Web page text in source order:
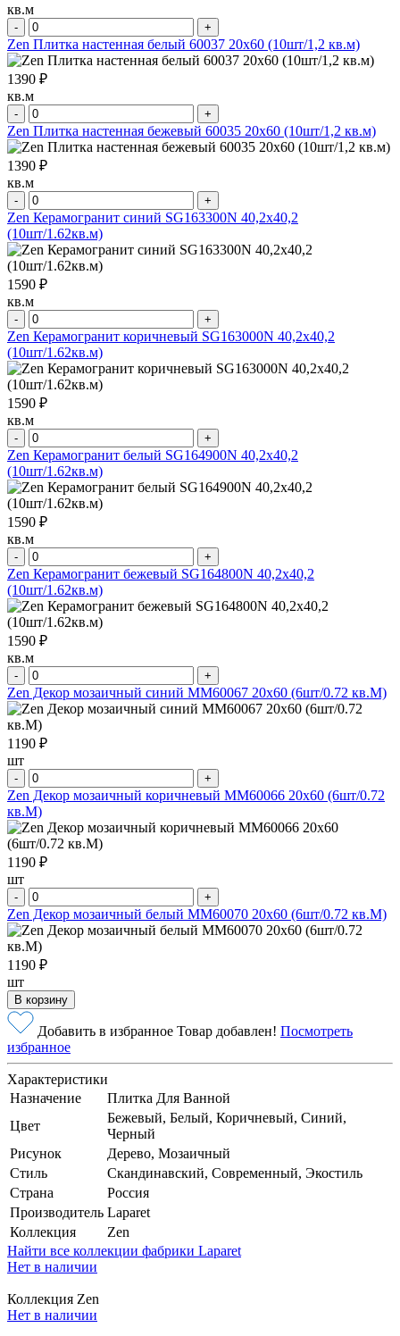
кв.м
- +
Zen Плитка настенная белый 60037 20х60 (10шт/1,2 кв.м)
1390 ₽
кв.м
- +
Zen Плитка настенная бежевый 60035 20х60 (10шт/1,2 кв.м)
1390 ₽
кв.м
- +
Zen Керамогранит синий SG163300N 40,2х40,2
(10шт/1.62кв.м)
1590 ₽
кв.м
- +
Zen Керамогранит коричневый SG163000N 40,2х40,2
(10шт/1.62кв.м)
1590 ₽
кв.м
- +
Zen Керамогранит белый SG164900N 40,2х40,2
(10шт/1.62кв.м)
1590 ₽
кв.м
- +
Zen Керамогранит бежевый SG164800N 40,2х40,2
(10шт/1.62кв.м)
1590 ₽
кв.м
- +
Zen Декор мозаичный синий MM60067 20х60 (6шт/0.72 кв.М)
1190 ₽
шт
- +
Zen Декор мозаичный коричневый MM60066 20х60 (6шт/0.72
кв.М)
1190 ₽
шт
- +
Zen Декор мозаичный белый MM60070 20х60 (6шт/0.72 кв.М)
1190 ₽
шт
В корзину
Добавить в избранное Товар добавлен! Посмотреть
избранное
Характеристики
Назначение
Плитка Для Ванной
Цвет
Бежевый, Белый, Коричневый, Синий,
Черный
Рисунок
Дерево, Мозаичный
Стиль
Скандинавский, Современный, Экостиль
Страна
Россия
Производитель Laparet
Коллекция
Zen
Найти все коллекции фабрики Laparet
Нет в наличии
Коллекция Zen
Нет в наличии